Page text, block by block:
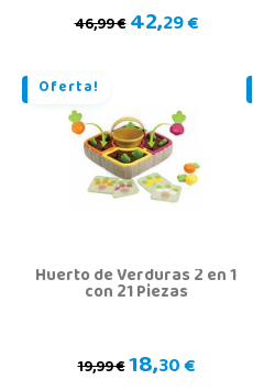
46,99 €42,29 €
Oferta!
Huerto de Verduras 2 en 1
con 21 Piezas
19,99 €18,30 €